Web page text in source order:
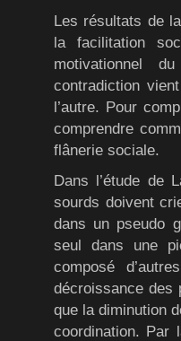
Les résultats de
la facilitation
motivationnel
contradiction
l’autre. Pour
comprendre
flânerie sociale.
Dans l’étude de
sourds doivent
dans un pseudo
seul dans une
composé
décroissance des
que la diminution
coordination. Par